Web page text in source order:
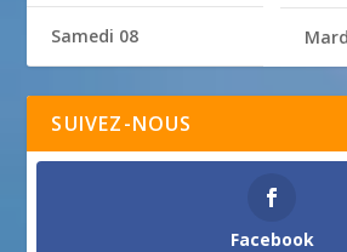
Samedi 08
SUIVEZ-NOUS
Facebook